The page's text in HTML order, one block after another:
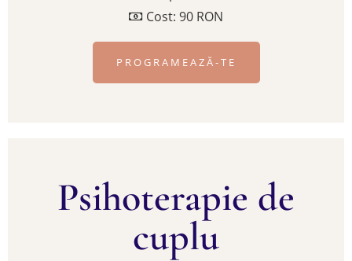
Cost: 90 RON
PROGRAMEAZĂ-TE
Psihoterapie de
cuplu